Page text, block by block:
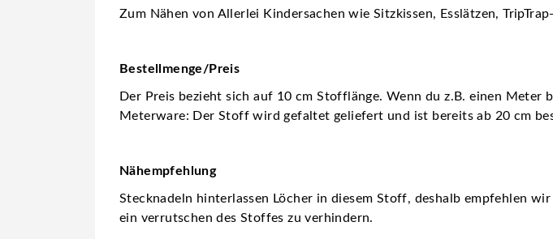
Zum Nähen von Allerlei Kindersachen wie Sitzkissen, Esslätzen,
Bestellmenge/Preis
Der Preis bezieht sich auf 10 cm Stofflänge. Wenn du z.B. einen Meter
Meterware: Der Stoff wird gefaltet geliefert und ist bereits ab 20 cm
Nähempfehlung
Stecknadeln hinterlassen Löcher in diesem Stoff, deshalb empfehlen
ein verrutschen des Stoffes zu verhindern.